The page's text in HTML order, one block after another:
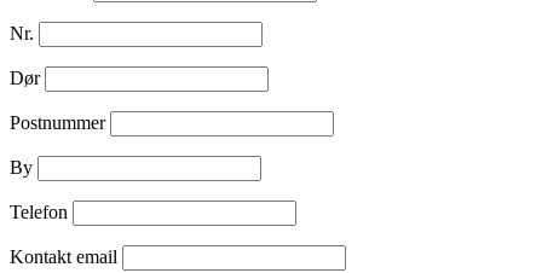
Nr.
Dør
Postnummer
By
Telefon
Kontakt email